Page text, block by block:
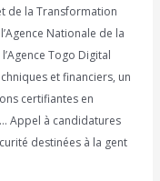
de la Transformation
Nationale de la
Togo Digital
et financiers, un
certifiantes en
Appel à candidatures
destinées à la gent